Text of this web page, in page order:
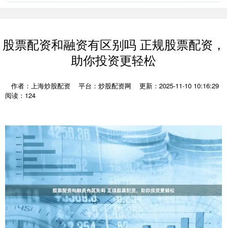
股票配资和融资有区别吗 正规股票配资，
助你投资更轻松
作者：上海炒股配资 平台：炒股配资网
更新：2025-11-10 10:16:29
阅读：124